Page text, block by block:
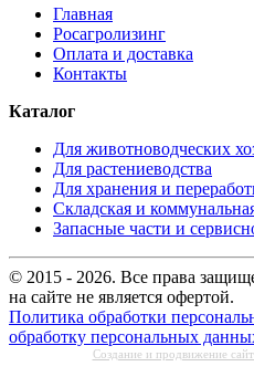
Главная
Росагролизинг
Оплата и доставка
Контакты
Каталог
Для животноводческих
Для растениеводства
Для хранения и
Складская и
Запасные части и
© 2015 - 2026. Все права
на сайте не является офертой.
Политика обработки
обработку персональных
Создание и продвижение